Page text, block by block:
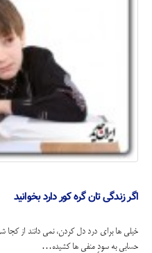
اگر زندگی تان گره کور دارد بخوانید
خیلی ها برای درد دل کردن، نمی دانند از
حسابی به سودِ منفی ‌ها کشیده…